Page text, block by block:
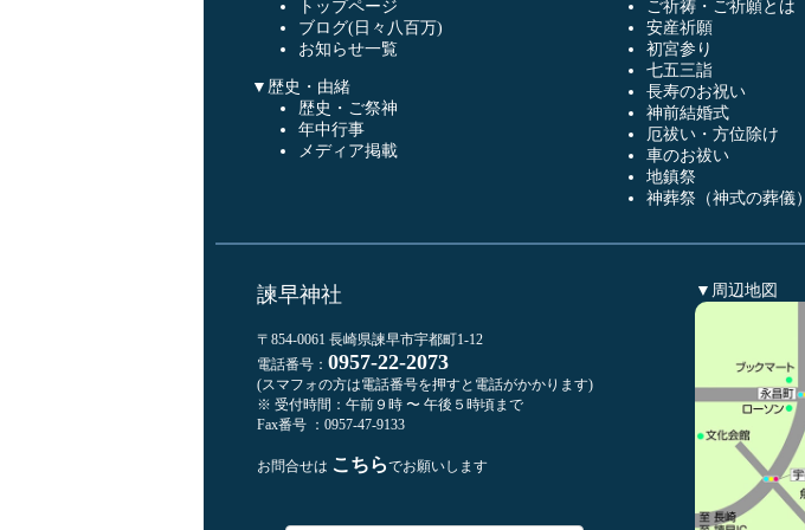
トップページ
ブログ(日々八百万)
お知らせ一覧
▼歴史・由緒
歴史・ご祭神
年中行事
メディア掲載
ご祈祷・ご祈願とは
安産祈願
初宮参り
七五三詣
長寿のお祝い
神前結婚式
厄祓い・方位除け
車のお祓い
地鎮祭
神葬祭（神式の葬儀）
諫早神社
〒854-0061 長崎県諫早市宇都町1-12
電話番号： 0957-22-2073
(スマフォの方は電話番号を押すと電話がかかります)
※ 受付時間：午前９時 〜 午後５時頃まで
Fax番号 ：0957-47-9133
お問合せは こちらでお願いします
▼周辺地図